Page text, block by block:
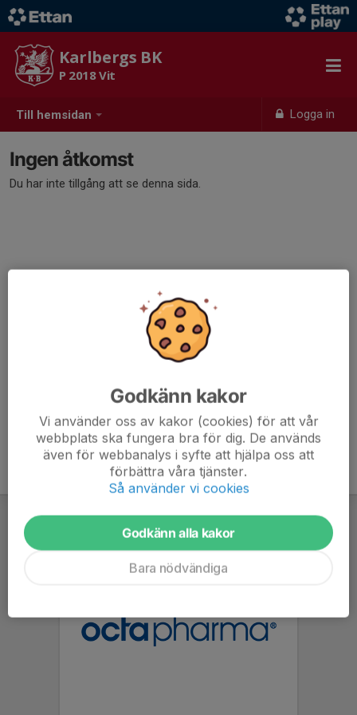
Till hemsidan Logga in
Karlbergs BK
P 2018 Vit
Ingen åtkomst
Du har inte tillgång att se denna sida.
Godkänn kakor
Vi använder oss av kakor (cookies) för att vår
webbplats ska fungera bra för dig. De används
även för webbanalys i syfte att hjälpa oss att
förbättra våra tjänster.
Så använder vi cookies
Godkänn alla kakor
Bara nödvändiga